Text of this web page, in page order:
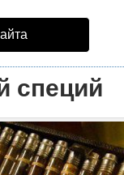
специй